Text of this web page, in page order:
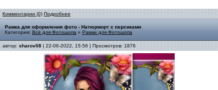
Комментарии (0) Подробнее
Рамка для оформления фото - Натюрморт с персиками
Категория: Всё для Фотошопа » Рамки для Фотошопа
автор: sharov08 | 22-06-2022, 15:56 | Просмотров: 1876